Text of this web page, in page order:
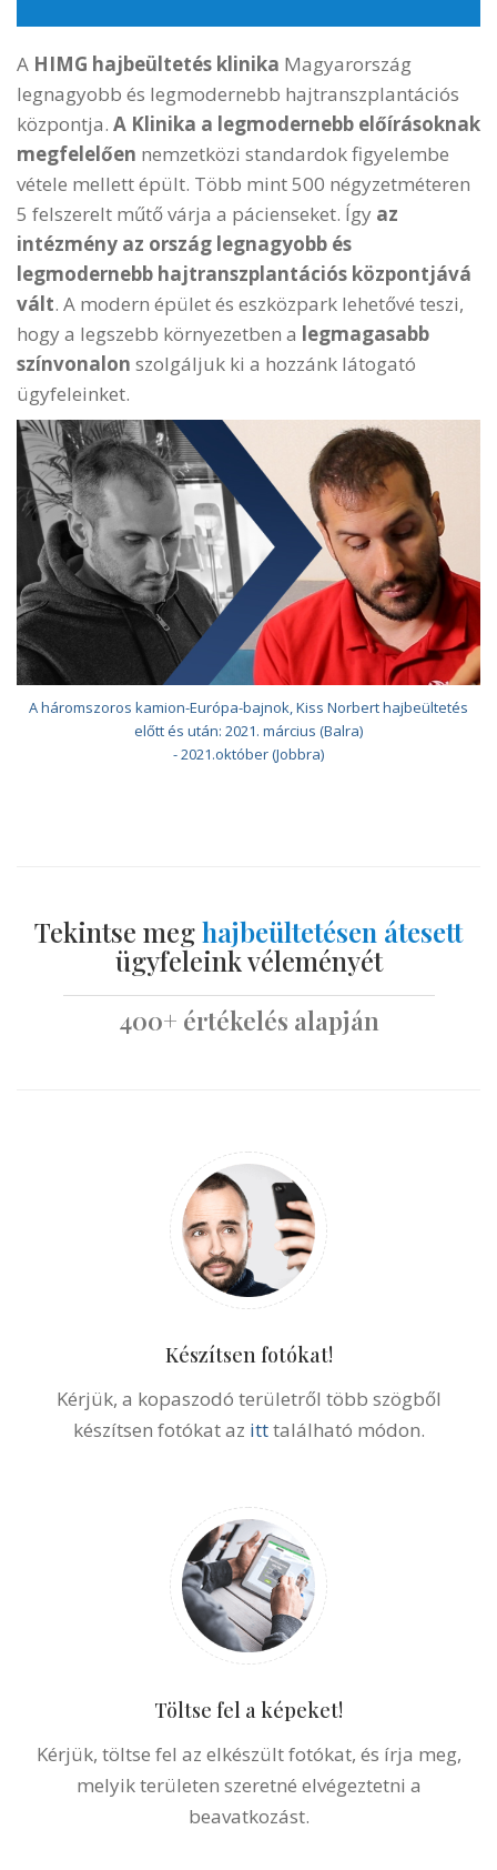
A HIMG hajbeültetés klinika Magyarország
legnagyobb és legmodernebb hajtranszplantációs
központja. A Klinika a legmodernebb előírásoknak
megfelelően nemzetközi standardok figyelembe
vétele mellett épült. Több mint 500 négyzetméteren
5 felszerelt műtő várja a pácienseket. Így az
intézmény az ország legnagyobb és
legmodernebb hajtranszplantációs központjává
vált. A modern épület és eszközpark lehetővé teszi,
hogy a legszebb környezetben a legmagasabb
színvonalon szolgáljuk ki a hozzánk látogató
ügyfeleinket.
A háromszoros kamion-Európa-bajnok, Kiss Norbert hajbeültetés
előtt és után: 2021. március (Balra)
- 2021.október (Jobbra)
Tekintse meghajbeültetésen átesett
ügyfeleink véleményét
400+ értékelés alapján
Készítsen fotókat!
Kérjük, a kopaszodó területről több szögből
készítsen fotókat az itttalálható módon.
Töltse fel a képeket!
Kérjük, töltse fel az elkészült fotókat, és írja meg,
melyik területen szeretné elvégeztetni a
beavatkozást.